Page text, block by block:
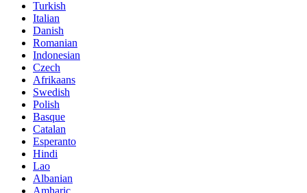
Turkish
Italian
Danish
Romanian
Indonesian
Czech
Afrikaans
Swedish
Polish
Basque
Catalan
Esperanto
Hindi
Lao
Albanian
Amharic